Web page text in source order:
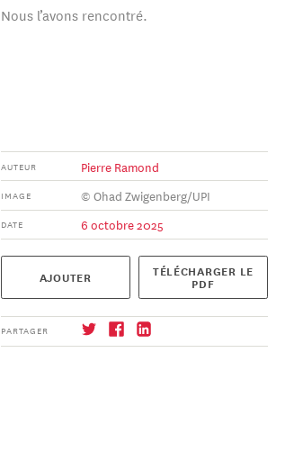
Nous l’avons rencontré.
AUTEUR Pierre Ramond
IMAGE © Ohad Zwigenberg/UPI
DATE 6 octobre 2025
AJOUTER TÉLÉCHARGER LE
PDF
PARTAGER